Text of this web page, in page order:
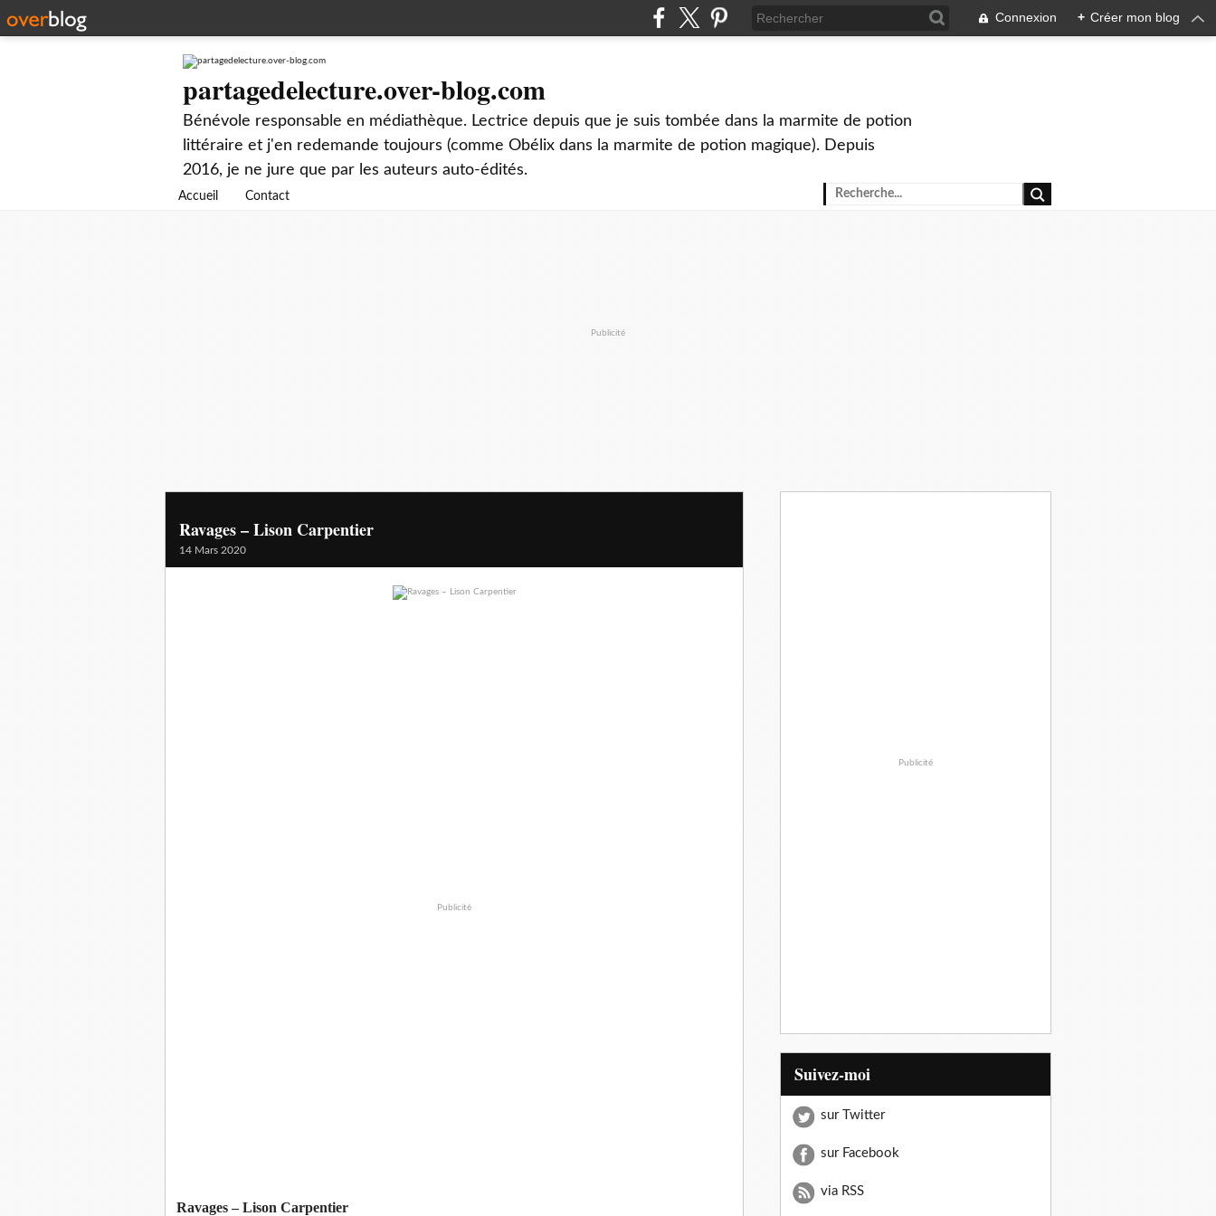
Connexion + Créer mon blog
partagedelecture.over-blog.com
Bénévole responsable en médiathèque. Lectrice depuis que je suis tombée dans la marmite de potion
littéraire et j'en redemande toujours (comme Obélix dans la marmite de potion magique). Depuis
2016, je ne jure que par les auteurs auto-édités.
Accueil Contact
Publicité
Ravages – Lison Carpentier
14 Mars 2020
Publicité
Ravages – Lison Carpentier
Publicité
Suivez-moi
sur Twitter
sur Facebook
via RSS